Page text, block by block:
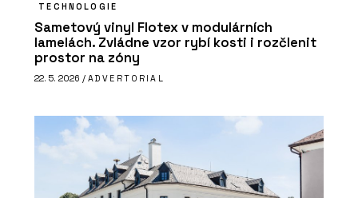
TECHNOLOGIE
Sametový vinyl Flotex v modulárních
lamelách. Zvládne vzor rybí kosti i rozčlenit
prostor na zóny
22. 5. 2026 / ADVERTORIAL